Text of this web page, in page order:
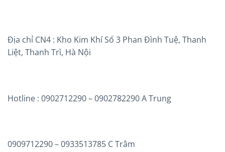
Địa chỉ CN4 : Kho Kim Khí Số 3 Phan Đình Tuệ, Thanh
Liệt, Thanh Trì, Hà Nội
Hotline : 0902712290 – 0902782290 A Trung
0909712290 – 0933513785 C Trâm